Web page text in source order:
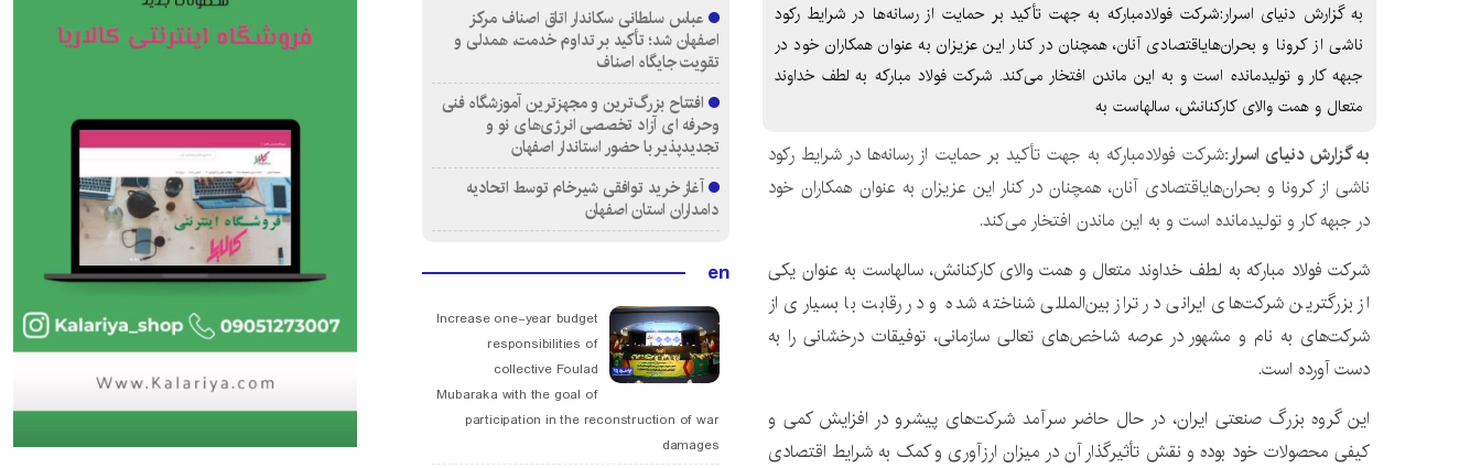
به گزارش دنیای اسرار:شرکت فولادمبارکه به جهت تأکید بر حمایت از رسانه‌ها در شرایط رکود
ناشی از کرونا و بحران‌هایاقتصادی آنان، همچنان در کنار این عزیزان به عنوان همکاران خود در
جبهه کار و تولیدمانده است و به این ماندن افتخار می‌کند. شرکت فولاد مبارکه به لطف خداوند
متعال و همت والای کارکنانش، سالهاست به
به گزارش دنیای اسرار:شرکت فولادمبارکه به جهت تأکید بر حمایت از رسانه‌ها در شرایط رکود
ناشی از کرونا و بحران‌هایاقتصادی آنان، همچنان در کنار این عزیزان به عنوان همکاران خود
در جبهه کار و تولیدمانده است و به این ماندن افتخار می‌کند.
شرکت فولاد مبارکه به لطف خداوند متعال و همت والای کارکنانش، سالهاست به عنوان یکی
از بزرگترین شرکت‌های ایرانی در تراز بین‌المللی شناخته شده و در رقابت با بسیاری از
شرکت‌های به نام و مشهور در عرصه شاخص‌های تعالی سازمانی، توفیقات درخشانی را به
دست آورده است.
این گروه بزرگ صنعتی ایران، در حال حاضر سرآمد شرکت‌های پیشرو در افزایش کمی و
کیفی محصولات خود بوده و نقش تأثیرگذار آن در میزان ارزآوری و کمک به شرایط اقتصادی
عباس سلطانی سکاندار اتاق اصناف مرکز
اصفهان شد؛ تأکید بر تداوم خدمت، همدلی و
تقویت جایگاه اصناف
افتتاح بزرگ‌ترین و مجهزترین آموزشگاه فنی
وحرفه ای آزاد تخصصی انرژی‌های نو و
تجدیدپذیر با حضور استاندار اصفهان
آغاز خرید توافقی شیرخام توسط اتحادیه
دامداران استان اصفهان
en
Increase one-year budget
responsibilities of
collective Foulad
Mubaraka with the goal of
participation in the reconstruction of war
damages